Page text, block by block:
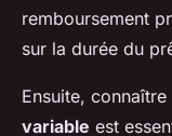
remboursement
sur la durée du
Ensuite,
variable est